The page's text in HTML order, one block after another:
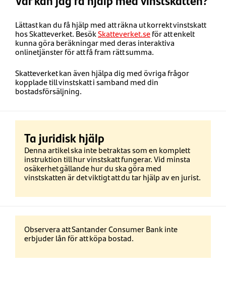
Lättast kan du få hjälp med att räkna ut korrekt vinstskatt
hos Skatteverket. BesökSkatteverket.seför att enkelt
kunna göra beräkningar med deras interaktiva
onlinetjänster för att få fram rätt summa.
Skatteverket kan även hjälpa dig med övriga frågor
kopplade till vinstskatt i samband med din
bostadsförsäljning.
Ta juridisk hjälp
Denna artikel ska inte betraktas som en komplett
instruktion till hur vinstskatt fungerar. Vid minsta
osäkerhet gällande hur du ska göra med
vinstskatten är det viktigt att du tar hjälp av en jurist.
Observera att Santander Consumer Bank inte
erbjuder lån för att köpa bostad.